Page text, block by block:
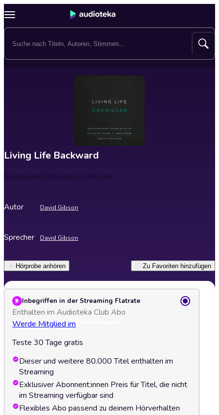
Living Life Backward
Spieldauer5 Stunden 9 Minuten
Autor David Gibson
Sprecher David Gibson
Hörprobe anhören Zu Favoriten hinzufügen
Inbegriffen in der Streaming Flatrate
Enthalten im Audioteka Club Abo
Werde Mitglied im
Teste 30 Tage gratis
Dieser und weitere 80.000 Titel enthalten im
Streaming
Exklusiver Abonnent:innen Preis für Titel, die nicht
im Streaming verfügbar sind
Flexibles Abo passend zu deinem Hörverhalten